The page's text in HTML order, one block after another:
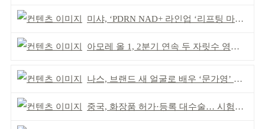
미샤, ‘PDRN NAD+ 라인업 ‘리프팅 마스크’ 출시
아모레 올 1, 2분기 연속 두 자릿수 영업이익률 기록
나스, 브랜드 새 얼굴로 배우 ‘문가영’ 발탁
중국, 화장품 허가·등록 대수술… 시험자료 공용 허용